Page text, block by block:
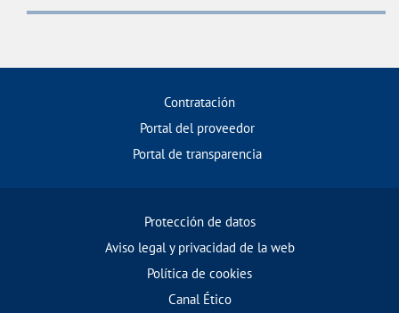
Contratación
Portal del proveedor
Portal de transparencia
Protección de datos
Aviso legal y privacidad de la web
Política de cookies
Canal Ético